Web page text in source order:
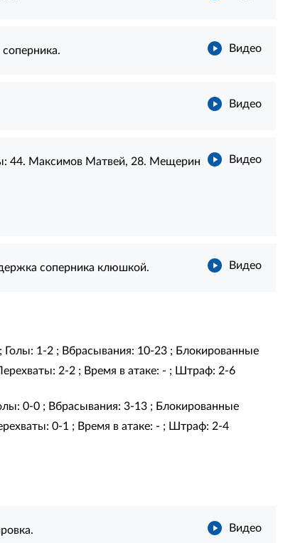
Видео
Видео
Видео
44. Максимов Матвей, 28. Мещерин
Видео
соперника клюшкой.
Голы: 1-2 ; Вбрасывания: 10-23 ; Блокированные
2-2 ; Время в атаке: - ; Штраф: 2-6
0-0 ; Вбрасывания: 3-13 ; Блокированные
0-1 ; Время в атаке: - ; Штраф: 2-4
Видео